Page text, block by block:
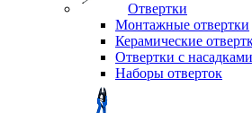
Отвертки
Монтажные отвертки
Керамические
Отвертки с насадками
Наборы отверток